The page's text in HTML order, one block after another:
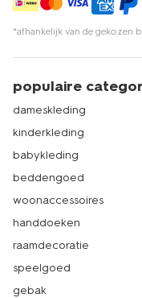
*afhankelijk van de gekozen
populaire
dameskleding
kinderkleding
babykleding
beddengoed
woonaccessoires
handdoeken
raamdecoratie
speelgoed
gebak